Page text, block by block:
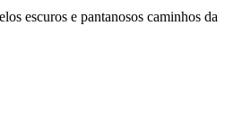
escuros e pantanosos caminhos da